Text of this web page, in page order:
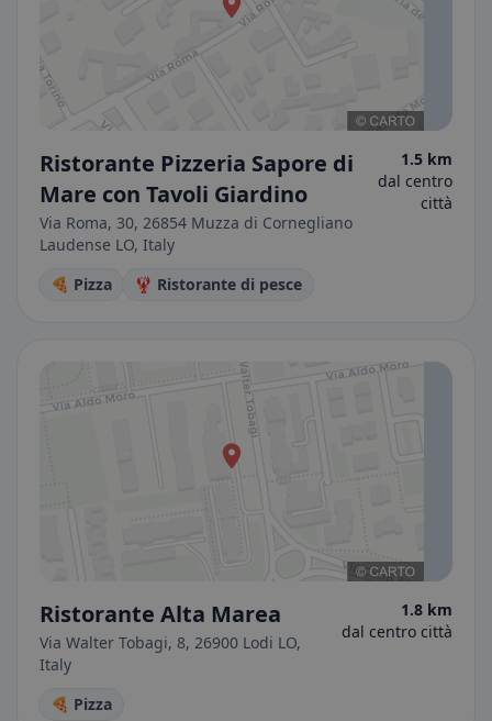
Ristorante Pizzeria Sapore di
Mare con Tavoli Giardino
Via Roma, 30, 26854 Muzza di Cornegliano
Laudense LO, Italy
1.5 km
dal centro
città
🍕 Pizza 🦞 Ristorante di pesce
Ristorante Alta Marea
Via Walter Tobagi, 8, 26900 Lodi LO,
Italy
1.8 km
dal centro città
🍕 Pizza